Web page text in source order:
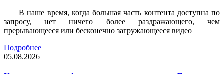
В наше время, когда большая часть контента доступна по
запросу, нет ничего более раздражающего, чем
прерывающееся или бесконечно загружающееся видео
Подробнее
05.08.2026